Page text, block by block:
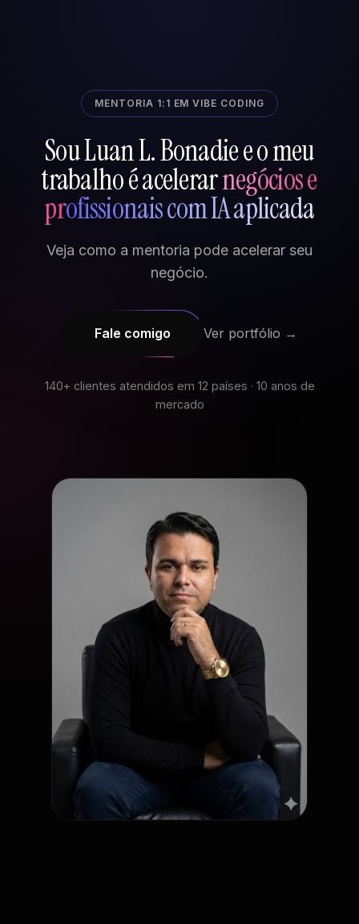
MENTORIA 1:1 EM VIBE CODING
Sou Luan L. Bonadie e o meu
trabalho é acelerarnegócios e
profissionais com IA aplicada
Veja como a mentoria pode acelerar seu
negócio.
Fale comigo Ver portfólio →
140+ clientes atendidos em 12 países · 10 anos de
mercado